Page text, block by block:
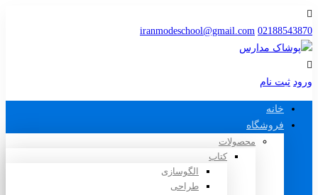
02188543870
iranmodeschool@gmail.com
ورود ثبت نام
خانه
فروشگاه
محصولات
کتاب
الگوسازی
طراحی